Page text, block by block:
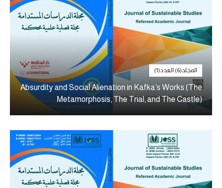
المجلد(6) العدد(1)
Absurdity and Social Alienation in Kafka’s Works (The
Metamorphosis, The Trial, and The Castle)